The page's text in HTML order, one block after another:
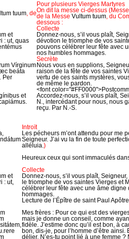
tuum, de
Pour plusieurs Vierges Martyres
On dit la messe ci-dessus (Messe
de la Messe Vultum tuum, du
dessous :
Collecte
et
: ut, quas
Donnez-nous, s’il vous plaît,
dévotion le triomphe de vos
pouvons célébrer leur fête avec
nos humbles hommages.
Secrète
Vírginum
beáta
Per
Nous vous en supplions,
raison de la fête de vos saintes
vertu de ces saints mystères,
de même le pardon.
<font
et
Accordez-nous, s’il vous plaît,
N., intercédant pour nous, nous
reçu. Par N.-S.
Introït
Les pécheurs m’ont attendu pour me
Seigneur. J’ai vu la fin de toute
alléluia.)
Heureux ceux qui sont immaculés
Collecte
et
: ut,
Donnez-nous, s’il vous plaît,
le triomphe de vos saintes Vierges et
célébrer leur fête avec une âme digne
hommages.
Lecture de l’Épître de saint Paul
Mes frères : Pour ce qui est des
mais je donne un conseil, comme
fidèle. J’estime donc qu’il est bon, à
bon, dis-je, pour l’homme d’être
délier. N’es-tu point lié à une femme